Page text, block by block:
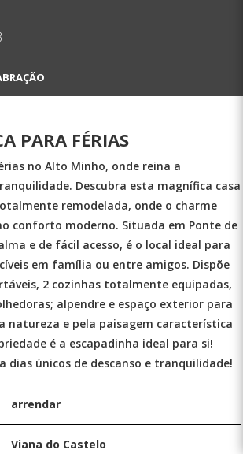
PARA FÉRIAS
no Alto Minho, onde reina a
Descubra esta magnífica casa
remodelada, onde o charme
conforto moderno. Situada em Ponte de
e de fácil acesso, é o local ideal para
em família ou entre amigos. Dispõe
2 cozinhas totalmente equipadas,
alpendre e espaço exterior para
natureza e pela paisagem característica
é a escapadinha ideal para si!
dias únicos de descanso e tranquilidade!
arrendar
Viana do Castelo